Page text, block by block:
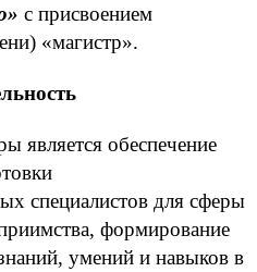
с присвоением
«магистр».
является обеспечение
специалистов для сферы
формирование
умений и навыков в